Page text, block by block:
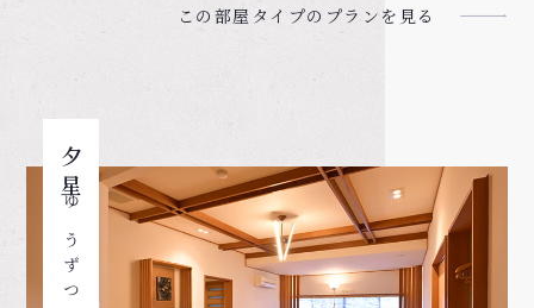
この部屋タイプのプランを見る
夕星
ゆうずつ